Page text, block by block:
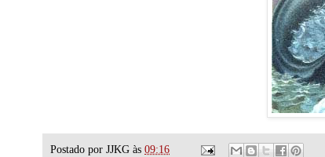
Postado por JJKG às 09:16